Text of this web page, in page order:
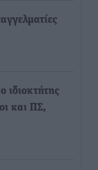
ιδιοκτήτης
και ΠΣ,